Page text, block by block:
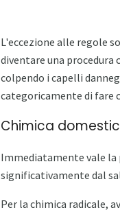
L'eccezione alle regole
diventare una procedura
colpendo i capelli
categoricamente di fare
Chimica
Immediatamente vale la
significativamente dal
Per la chimica radicale,